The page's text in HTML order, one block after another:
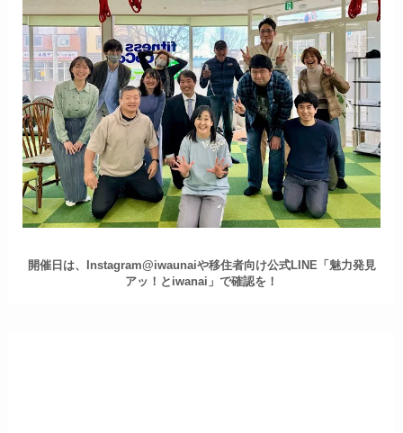
開催日は、Instagram@iwaunaiや移住者向け公式LINE「魅力発見
アッ！とiwanai」で確認を！